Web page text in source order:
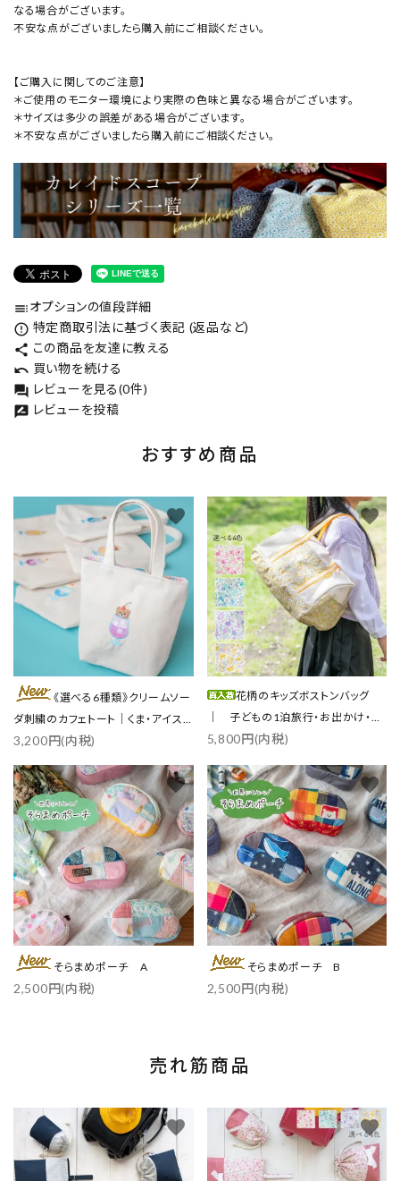
なる場合がございます。
不安な点がございましたら購入前にご相談ください。
【ご購入に関してのご注意】
＊ご使用のモニター環境により実際の色味と異なる場合がございます。
＊サイズは多少の誤差がある場合がございます。
＊不安な点がございましたら購入前にご相談ください。
tocオプションの値段詳細
error_outline 特定商取引法に基づく表記 (返品など)
share この商品を友達に教える
undo 買い物を続ける
forum レビューを見る(0件)
rate_review レビューを投稿
おすすめ商品
《選べる6種類》クリームソー
ダ刺繍のカフェトート｜くま・アイス
／各3色
3,200円(内税)
favorite
花柄のキッズボストンバッグ
｜ 子どもの1泊旅行・お出かけ・ス
ポーツに
5,800円(内税)
favorite
そらまめポーチ A
2,500円(内税)
favorite
そらまめポーチ B
2,500円(内税)
favorite
売れ筋商品
favorite favorite